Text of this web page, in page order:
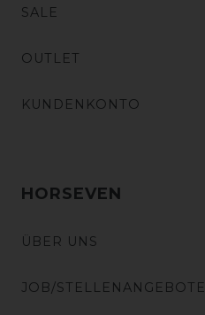
SALE
OUTLET
KUNDENKONTO
HORSEVEN
ÜBER UNS
JOB/STELLENANGEBOTE